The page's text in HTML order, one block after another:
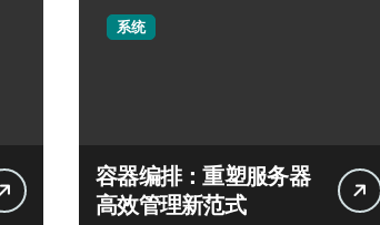
系统
容器编排：重塑服务器
高效管理新范式